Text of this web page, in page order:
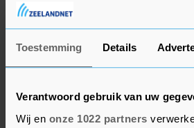
Toestemming Details
Verantwoord gebruik van uw
Wij en onze 1022 partners
bezoek van de Amerikaanse
Pelosi. China houdt als
militaire oefeningen rond het